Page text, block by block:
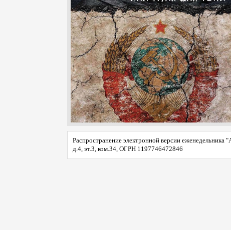
Распространение электронной версии
д.4, эт.3, ком.34, ОГРН 1197746472846